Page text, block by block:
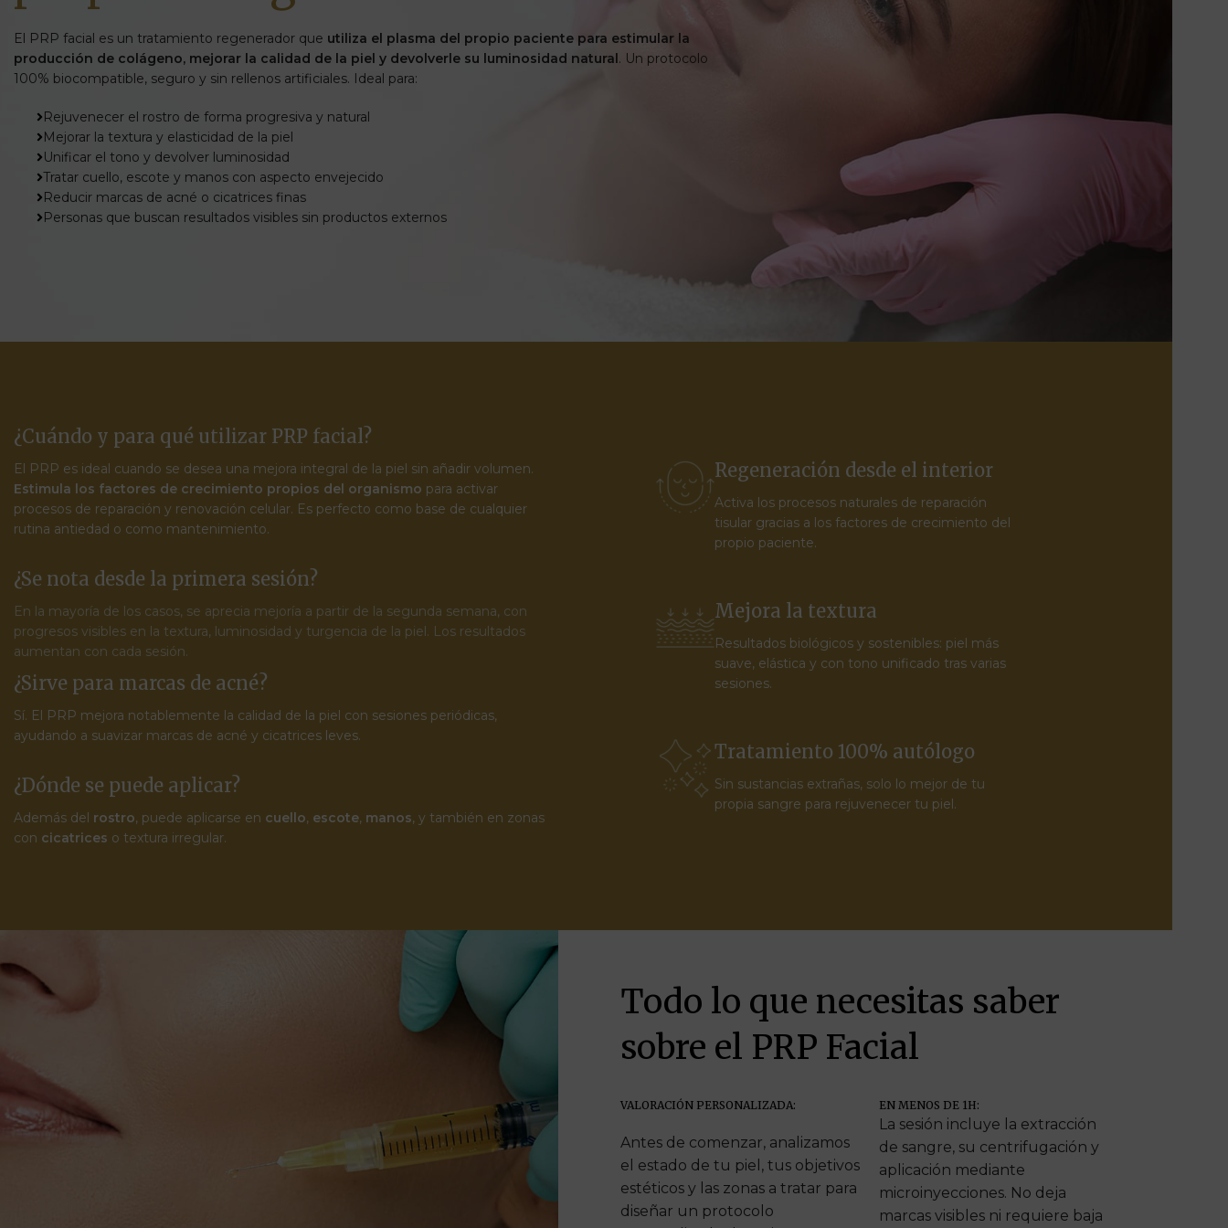
El PRP facial es un tratamiento regenerador que utiliza el plasma del propio paciente para estimular la
producción de colágeno, mejorar la calidad de la piel y devolverle su luminosidad natural. Un protocolo
100% biocompatible, seguro y sin rellenos artificiales. Ideal para:
Rejuvenecer el rostro de forma progresiva y natural
Mejorar la textura y elasticidad de la piel
Unificar el tono y devolver luminosidad
Tratar cuello, escote y manos con aspecto envejecido
Reducir marcas de acné o cicatrices finas
Personas que buscan resultados visibles sin productos externos
¿Cuándo y para qué utilizar PRP facial?
El PRP es ideal cuando se desea una mejora integral de la piel sin añadir volumen.
Estimula los factores de crecimiento propios del organismo para activar
procesos de reparación y renovación celular. Es perfecto como base de cualquier
rutina antiedad o como mantenimiento.
¿Se nota desde la primera sesión?
En la mayoría de los casos, se aprecia mejoría a partir de la segunda semana, con
progresos visibles en la textura, luminosidad y turgencia de la piel. Los resultados
aumentan con cada sesión.
¿Sirve para marcas de acné?
Sí. El PRP mejora notablemente la calidad de la piel con sesiones periódicas,
ayudando a suavizar marcas de acné y cicatrices leves.
¿Dónde se puede aplicar?
Además del rostro, puede aplicarse en cuello, escote, manos, y también en zonas
con cicatrices o textura irregular.
Regeneración desde el interior
Activa los procesos naturales de reparación
tisular gracias a los factores de crecimiento del
propio paciente.
Mejora la textura
Resultados biológicos y sostenibles: piel más
suave, elástica y con tono unificado tras varias
sesiones.
Tratamiento 100% autólogo
Sin sustancias extrañas, solo lo mejor de tu
propia sangre para rejuvenecer tu piel.
Todo lo que necesitas saber
sobre el PRP Facial
VALORACIÓN PERSONALIZADA:
Antes de comenzar, analizamos
el estado de tu piel, tus objetivos
estéticos y las zonas a tratar para
diseñar un protocolo
EN MENOS DE 1H:
La sesión incluye la extracción
de sangre, su centrifugación y
aplicación mediante
microinyecciones. No deja
marcas visibles ni requiere baja